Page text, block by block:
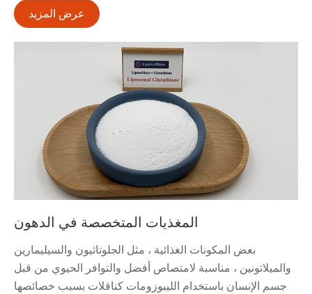
عرض المزيد
المغذيات المتخصصة في الدهون
بعض المكونات الغذائية ، مثل الجلوتاثيون والسيليمارين
والميلاتونين ، مناسبة لامتصاص أفضل والتوافر الحيوي من قبل
جسم الإنسان باستخدام الليبوزومات كناقلات بسبب خصائصها